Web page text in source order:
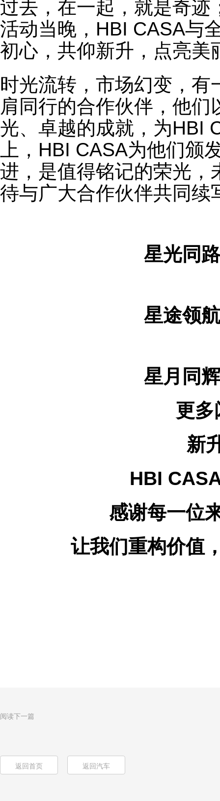
过去，在一起，就是奇迹
活动当晚，HBI CASA与
初心，共仰新升，点亮美
时光流转，市场幻变，
肩同行的合作伙伴，他
光、卓越的成就，为HBI
上，HBI CASA为他们颁
进，是值得铭记的荣光，
待与广大合作伙伴共同续
星光同
星途领
星月同
更多
新
HBI
感谢每一位
让我们重构价值
阅读下一篇
返回首页 返回汽车